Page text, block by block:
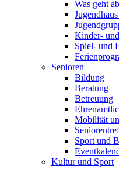
Was geht
Kinder-
Spiel- und
Senioren
Bildung
Beratung
Betreuung
Mobilität
Sport und
Kultur und Sport